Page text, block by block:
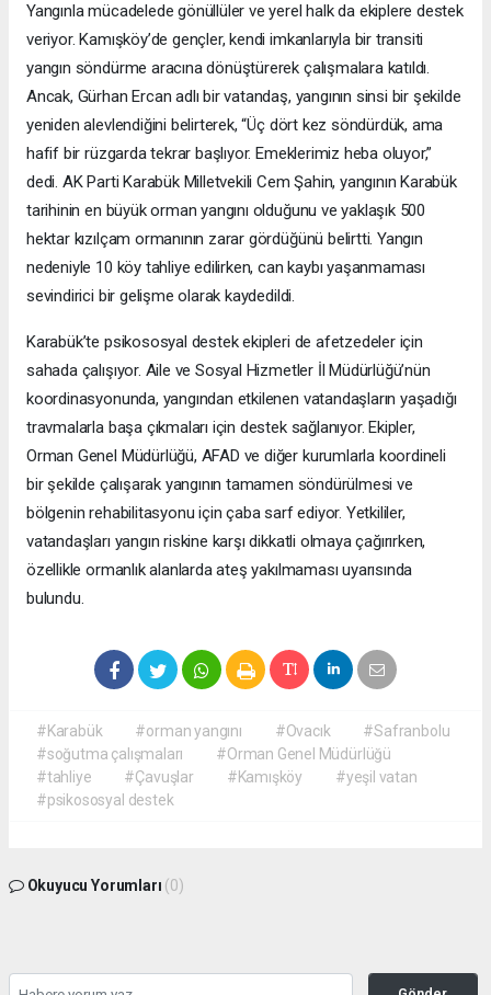
Yangınla mücadelede gönüllüler ve yerel halk da ekiplere destek
veriyor. Kamışköy’de gençler, kendi imkanlarıyla bir transiti
yangın söndürme aracına dönüştürerek çalışmalara katıldı.
Ancak, Gürhan Ercan adlı bir vatandaş, yangının sinsi bir şekilde
yeniden alevlendiğini belirterek, “Üç dört kez söndürdük, ama
hafif bir rüzgarda tekrar başlıyor. Emeklerimiz heba oluyor,”
dedi. AK Parti Karabük Milletvekili Cem Şahin, yangının Karabük
tarihinin en büyük orman yangını olduğunu ve yaklaşık 500
hektar kızılçam ormanının zarar gördüğünü belirtti. Yangın
nedeniyle 10 köy tahliye edilirken, can kaybı yaşanmaması
sevindirici bir gelişme olarak kaydedildi.
Karabük’te psikososyal destek ekipleri de afetzedeler için
sahada çalışıyor. Aile ve Sosyal Hizmetler İl Müdürlüğü’nün
koordinasyonunda, yangından etkilenen vatandaşların yaşadığı
travmalarla başa çıkmaları için destek sağlanıyor. Ekipler,
Orman Genel Müdürlüğü, AFAD ve diğer kurumlarla koordineli
bir şekilde çalışarak yangının tamamen söndürülmesi ve
bölgenin rehabilitasyonu için çaba sarf ediyor. Yetkililer,
vatandaşları yangın riskine karşı dikkatli olmaya çağırırken,
özellikle ormanlık alanlarda ateş yakılmaması uyarısında
bulundu.
#Karabük #orman yangını #Ovacık
#Safranbolu
#soğutma çalışmaları
#Orman Genel Müdürlüğü
#tahliye
#Çavuşlar #Kamışköy
#yeşil vatan
#psikososyal destek
Okuyucu Yorumları (0)